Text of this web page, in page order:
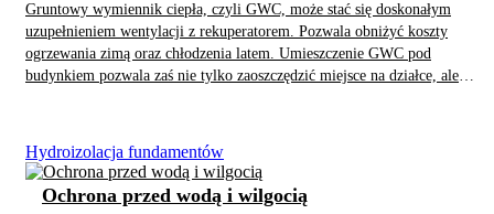
Gruntowy wymiennik ciepła, czyli GWC, może stać się doskonałym
uzupełnieniem wentylacji z rekuperatorem. Pozwala obniżyć koszty
ogrzewania zimą oraz chłodzenia latem. Umieszczenie GWC pod
budynkiem pozwala zaś nie tylko zaoszczędzić miejsce na działce, ale
Hydroizolacja fundamentów
Ochrona przed wodą i wilgocią